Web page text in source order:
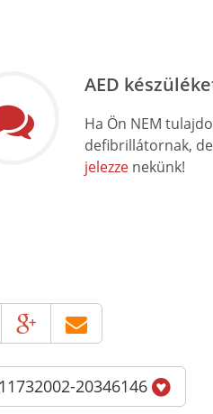
AED
Ha Ön NEM
defibrillátornak,
jelezze nekünk!
20346146